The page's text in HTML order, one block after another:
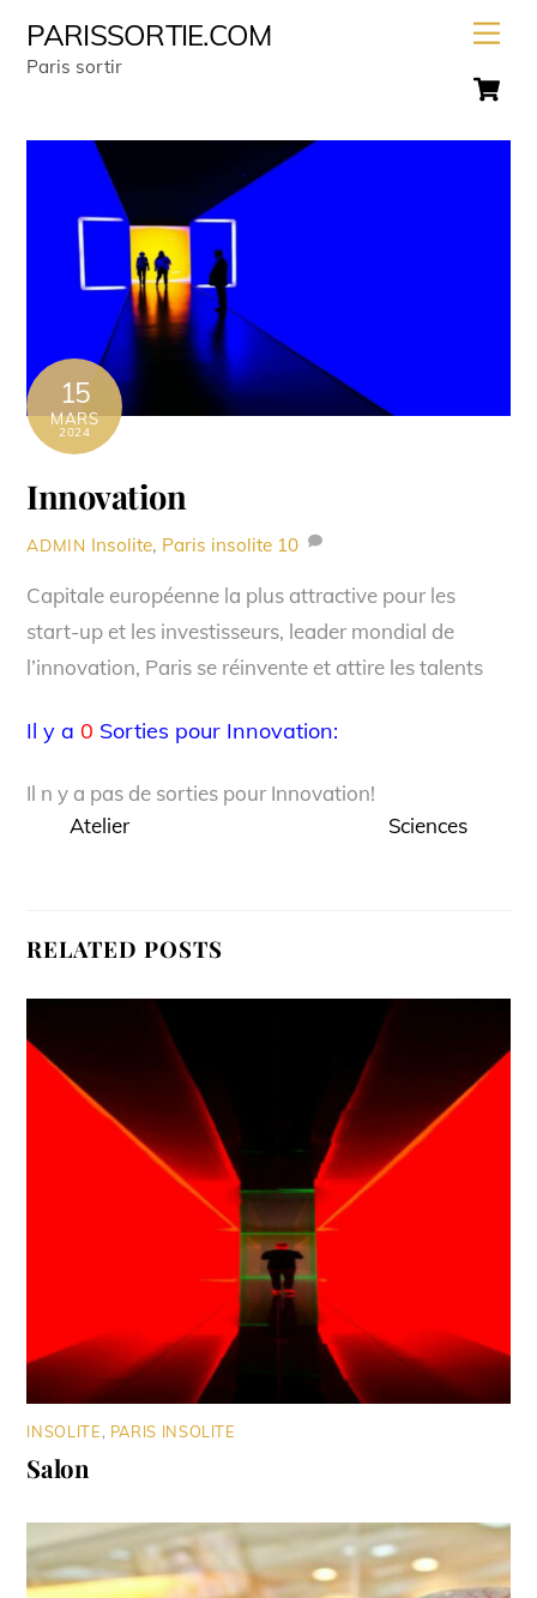
PARISSORTIE.COM
Paris sortir
15
MARS
2024
Innovation
ADMIN Insolite, Paris insolite 10
Capitale européenne la plus attractive pour les
start-up et les investisseurs, leader mondial de
l’innovation, Paris se réinvente et attire les talents
Il y a 0 Sorties pour Innovation:
Il n y a pas de sorties pour Innovation!
Atelier
Sciences
RELATED POSTS
INSOLITE, PARIS INSOLITE
Salon